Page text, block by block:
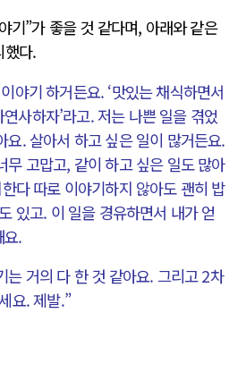
기”가 좋을 것 같다며, 아래와 같은
했다.
야기 하거든요. ‘맛있는 채식하면서
사하자’라고. 저는 나쁜 일을 겪었
요. 살아서 하고 싶은 일이 많거든요.
무 고맙고, 같이 하고 싶은 일도 많아
다 따로 이야기하지 않아도 괜히 밥
있고. 이 일을 경유하면서 내가 얻
요.
는 거의 다 한 것 같아요. 그리고 2차
요. 제발.”